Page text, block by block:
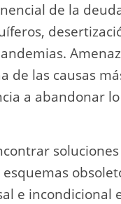
de la
de las causas
a abandonar
e incondicional